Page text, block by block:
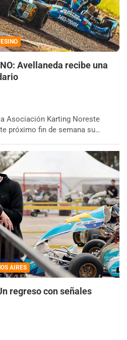
Avellaneda recibe una
Asociación Karting Noreste
próximo fin de semana su…
AIRES
regreso con señales